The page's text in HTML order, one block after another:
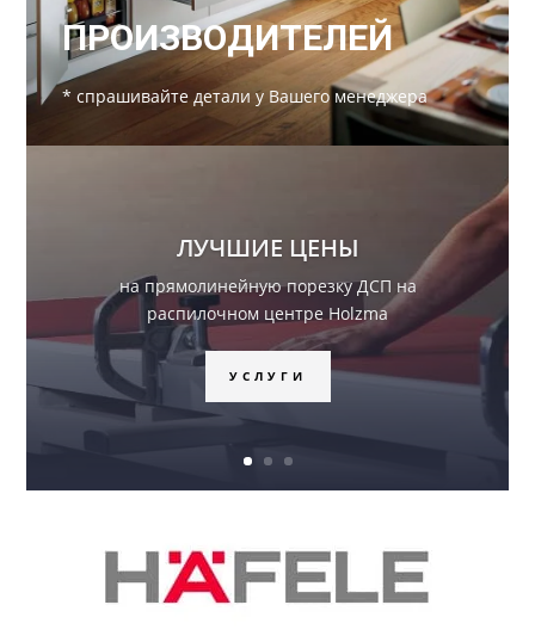
ПРОИЗВОДИТЕЛЕЙ
* спрашивайте детали у Вашего менеджера